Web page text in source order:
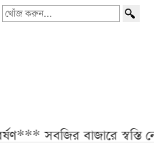
খোঁজ
বাজারে স্বস্তি নেই, চড়া